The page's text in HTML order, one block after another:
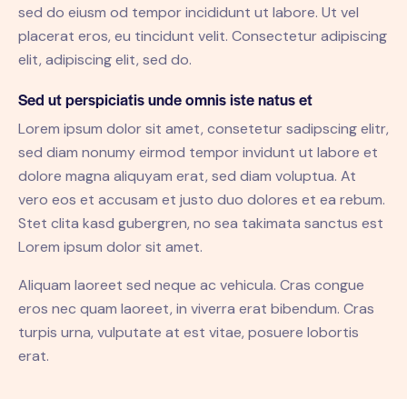
sed do eiusm od tempor incididunt ut labore. Ut vel
placerat eros, eu tincidunt velit. Consectetur adipiscing
elit, adipiscing elit, sed do.
Sed ut perspiciatis unde omnis iste natus et
Lorem ipsum dolor sit amet, consetetur sadipscing elitr,
sed diam nonumy eirmod tempor invidunt ut labore et
dolore magna aliquyam erat, sed diam voluptua. At
vero eos et accusam et justo duo dolores et ea rebum.
Stet clita kasd gubergren, no sea takimata sanctus est
Lorem ipsum dolor sit amet.
Aliquam laoreet sed neque ac vehicula. Cras congue
eros nec quam laoreet, in viverra erat bibendum. Cras
turpis urna, vulputate at est vitae, posuere lobortis
erat.